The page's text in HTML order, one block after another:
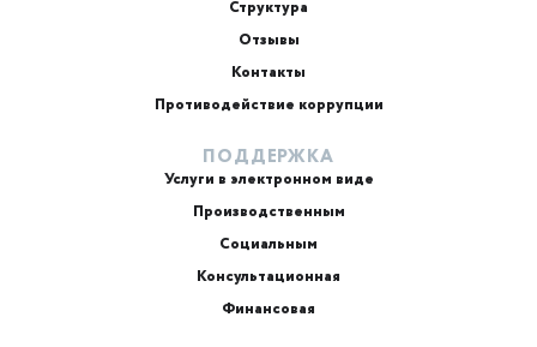
Структура
Отзывы
Контакты
Противодействие коррупции
ПОДДЕРЖКА
Услуги в электронном виде
Производственным
Социальным
Консультационная
Финансовая